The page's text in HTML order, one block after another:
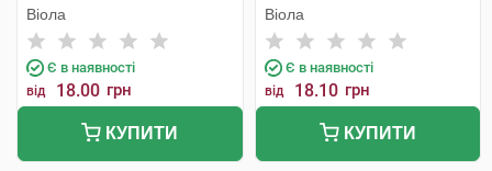
Віола
Є в наявності
від 18.00 грн
КУПИТИ
Віола
Є в наявності
від 18.10 грн
КУПИТИ